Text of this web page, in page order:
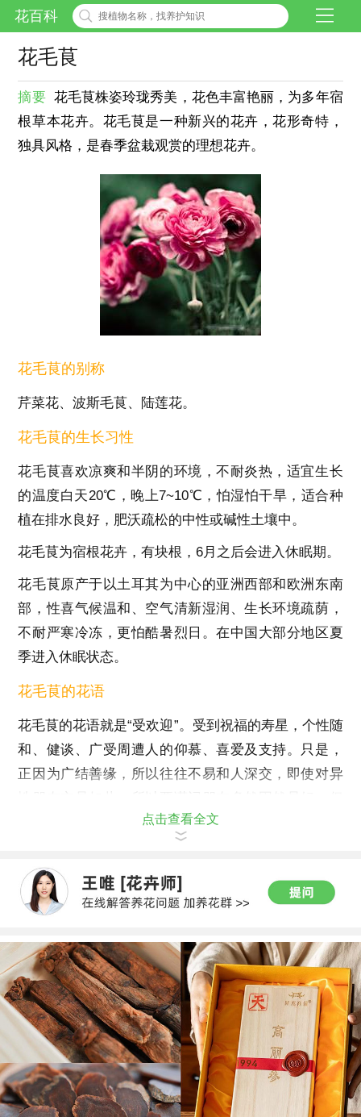
花百科
花毛茛
摘要 花毛茛株姿玲珑秀美，花色丰富艳丽，为多年宿
根草本花卉。花毛茛是一种新兴的花卉，花形奇特，
独具风格，是春季盆栽观赏的理想花卉。
花毛茛的别称
芹菜花、波斯毛茛、陆莲花。
花毛茛的生长习性
花毛茛喜欢凉爽和半阴的环境，不耐炎热，适宜生长
的温度白天20℃，晚上7~10℃，怕湿怕干旱，适合种
植在排水良好，肥沃疏松的中性或碱性土壤中。
花毛茛为宿根花卉，有块根，6月之后会进入休眠期。
花毛茛原产于以土耳其为中心的亚洲西部和欧洲东南
部，性喜气候温和、空气清新湿润、生长环境疏荫，
不耐严寒冷冻，更怕酷暑烈日。在中国大部分地区夏
季进入休眠状态。
花毛茛的花语
花毛茛的花语就是“受欢迎”。受到祝福的寿星，个性随
和、健谈、广受周遭人的仰慕、喜爱及支持。只是，
正因为广结善缘，所以往往不易和人深交，即使对异
拥有能够深入的知已则更为重要。
点击查看全文